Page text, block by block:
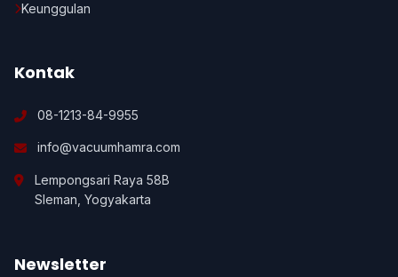
Keunggulan
Kontak
08-1213-84-9955
info@vacuumhamra.com
Lempongsari Raya 58B
Sleman, Yogyakarta
Newsletter